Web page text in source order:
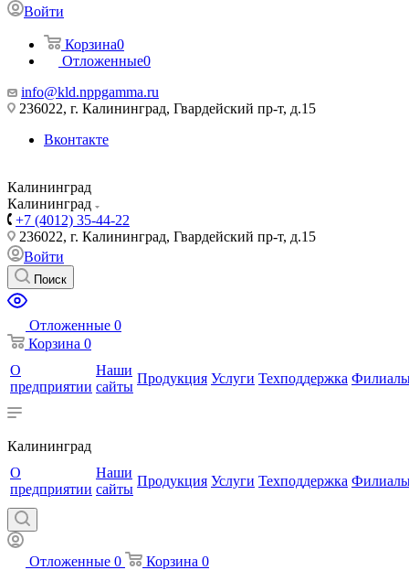
Войти
Корзина0
Отложенные0
info@kld.nppgamma.ru
236022, г. Калининград, Гвардейский пр-т, д.15
Вконтакте
Калининград
Калининград
+7 (4012) 35-44-22
236022, г. Калининград, Гвардейский пр-т, д.15
Войти
Поиск
Отложенные 0
Корзина 0
О
предприятии
Наши
сайты
Продукция Услуги Техподдержка
Калининград
О
предприятии
Наши
сайты
Продукция Услуги Техподдержка
Отложенные 0 Корзина 0